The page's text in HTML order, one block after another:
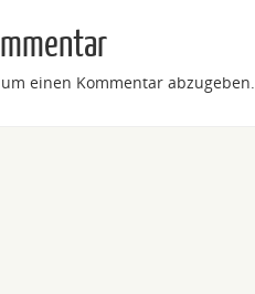
einen Kommentar abzugeben.